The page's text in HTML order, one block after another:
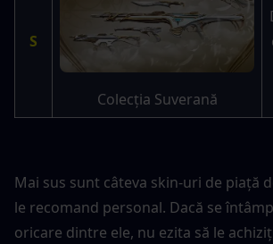
S
Colecția Suverană
Mai sus sunt câteva skin-uri de piață
le recomand personal. Dacă se
oricare dintre ele, nu ezita să le